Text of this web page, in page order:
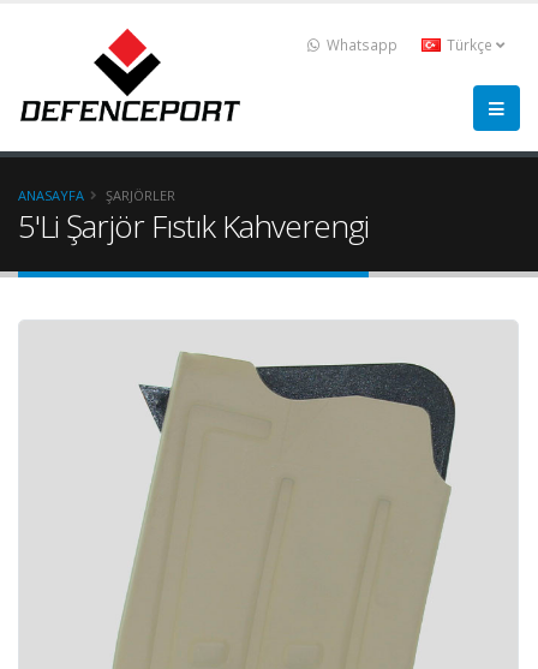
Whatsapp Türkçe
ANASAYFA ŞARJÖRLER
5'Li Şarjör Fıstık Kahverengi